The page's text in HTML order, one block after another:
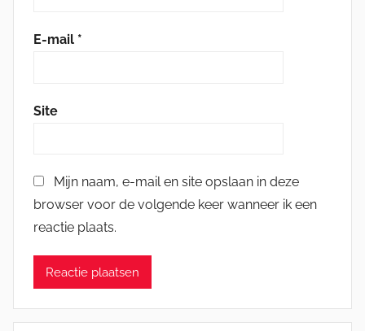
E-mail *
Site
Mijn naam, e-mail en site opslaan in deze
browser voor de volgende keer wanneer ik een
reactie plaats.